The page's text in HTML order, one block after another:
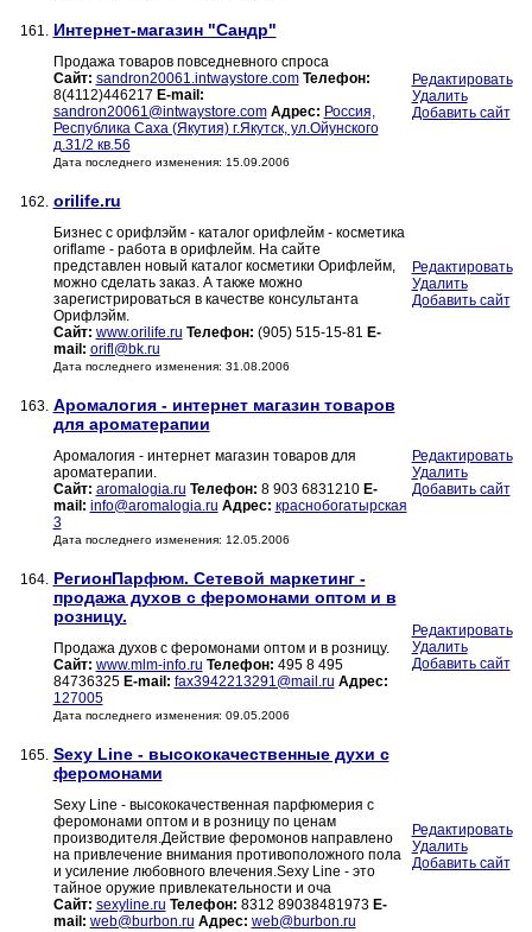
161. Интернет-магазин "Сандр"
Продажа товаров повседневного спроса
Сайт: sandron20061.intwaystore.com Телефон:
8(4112)446217 E-mail:
sandron20061@intwaystore.com Адрес: Россия,
Республика Саха (Якутия) г.Якутск, ул.Ойунского
д.31/2 кв.56
Дата последнего изменения: 15.09.2006
Редактировать
Удалить
Добавить сайт
162. orilife.ru
Бизнес с орифлэйм - каталог орифлейм - косметика
oriflame - работа в орифлейм. На сайте
представлен новый каталог косметики Орифлейм,
можно сделать заказ. А также можно
зарегистрироваться в качестве консультанта
Орифлэйм.
Сайт: www.orilife.ru Телефон: (905) 515-15-81 E-
mail: orifl@bk.ru
Дата последнего изменения: 31.08.2006
Редактировать
Удалить
Добавить сайт
163. Аромалогия - интернет магазин товаров
для ароматерапии
Аромалогия - интернет магазин товаров для
ароматерапии.
Сайт: aromalogia.ru Телефон: 8 903 6831210 E-
mail: info@aromalogia.ru Адрес: краснобогатырская
3
Дата последнего изменения: 12.05.2006
Редактировать
Удалить
Добавить сайт
164. РегионПарфюм. Сетевой маркетинг -
продажа духов с феромонами оптом и в
розницу.
Продажа духов с феромонами оптом и в розницу.
Сайт: www.mlm-info.ru Телефон: 495 8 495
84736325 E-mail: fax3942213291@mail.ru Адрес:
127005
Дата последнего изменения: 09.05.2006
Редактировать
Удалить
Добавить сайт
165. Sexy Line - высококачественные духи с
феромонами
Sexy Line - высококачественная парфюмерия с
феромонами оптом и в розницу по ценам
производителя.Действие феромонов направлено
на привлечение внимания противоположного пола
и усиление любовного влечения.Sexy Line - это
тайное оружие привлекательности и оча
Сайт: sexyline.ru Телефон: 8312 89038481973 E-
mail: web@burbon.ru Адрес: web@burbon.ru
Редактировать
Удалить
Добавить сайт